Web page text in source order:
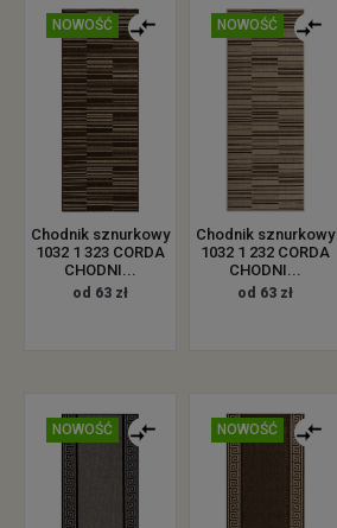
NOWOŚĆ
Chodnik sznurkowy
1032 1 323 CORDA
CHODNI...
od 63 zł
NOWOŚĆ
Chodnik sznurkowy
1032 1 232 CORDA
CHODNI...
od 63 zł
NOWOŚĆ NOWOŚĆ